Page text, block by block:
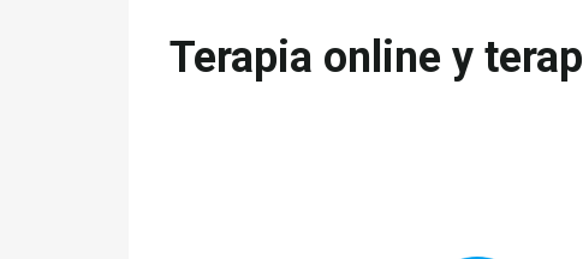
Terapia online y